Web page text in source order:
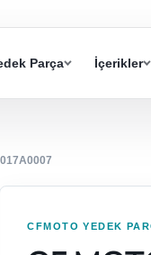
Parça İçerikler
CFMOTO YEDEK